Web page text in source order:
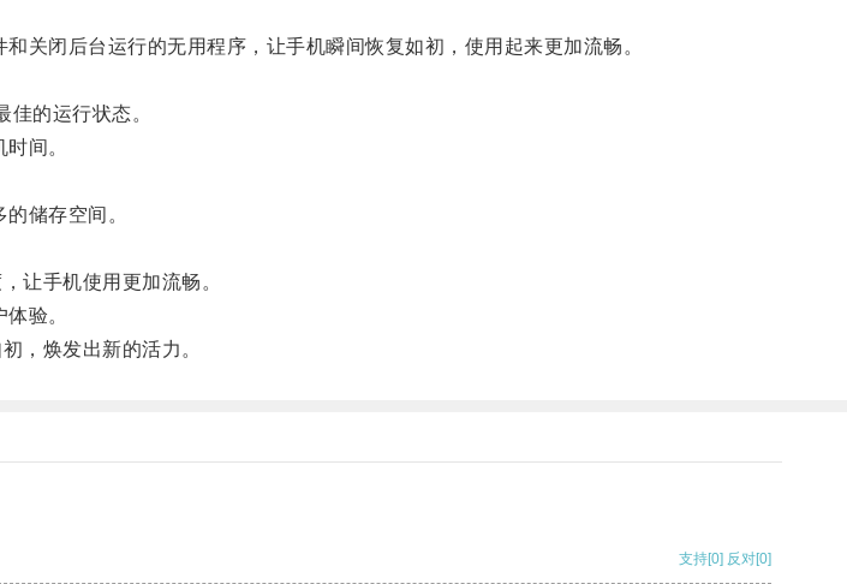
闭后台运行的无用程序，让手机瞬间恢复如初，使用起来更加流畅。
的运行状态。
间。
储存空间。
让手机使用更加流畅。
验。
，焕发出新的活力。
支持[0] 反对[0]